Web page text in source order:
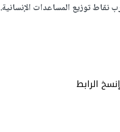
توزيع المساعدات الإنسانية.
إنسخ الرابط